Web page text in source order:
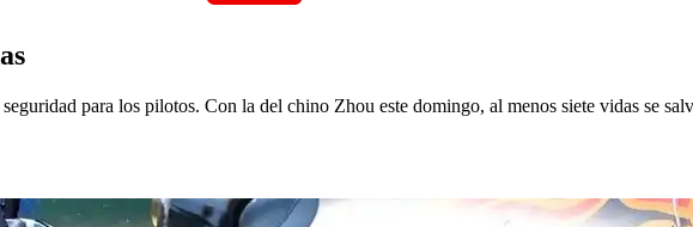
para los pilotos. Con la del chino Zhou este domingo, al menos siete vidas se